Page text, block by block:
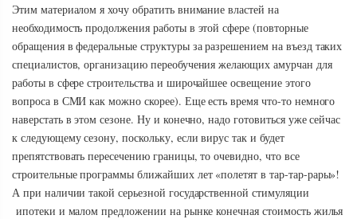
Этим материалом я хочу обратить внимание властей на
необходимость продолжения работы в этой сфере (повторные
обращения в федеральные структуры за разрешением на въезд таких
специалистов, организацию переобучения желающих амурчан для
работы в сфере строительства и широчайшее освещение этого
вопроса в СМИ как можно скорее). Еще есть время что-то немного
наверстать в этом сезоне. Ну и конечно, надо готовиться уже сейчас
к следующему сезону, поскольку, если вирус так и будет
препятствовать пересечению границы, то очевидно, что все
строительные программы ближайших лет «полетят в тар-тар-рары»!
А при наличии такой серьезной государственной стимуляции
ипотеки и малом предложении на рынке конечная стоимость жилья